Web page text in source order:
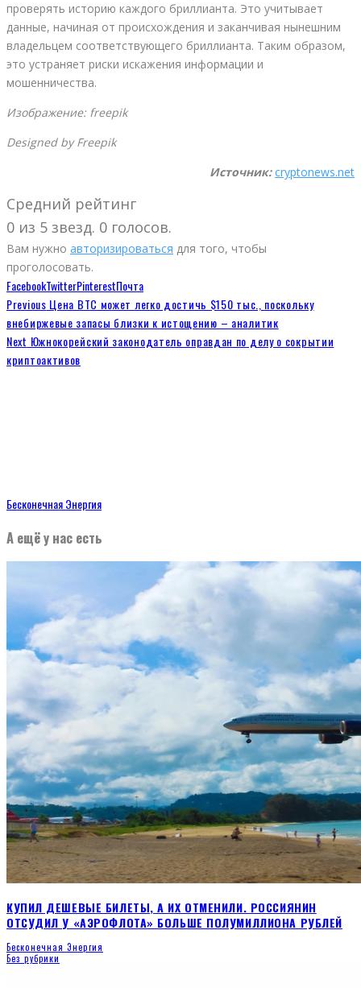
проверять историю каждого бриллианта. Это учитывает
данные, начиная от происхождения и заканчивая нынешним
владельцем соответствующего бриллианта. Таким образом,
это устраняет риски искажения информации и
мошенничества.
Изображение: freepik
Designed by Freepik
Источник: cryptonews.net
Средний рейтинг
0 из 5 звезд. 0 голосов.
Вам нужно авторизироваться для того, чтобы
проголосовать.
FacebookTwitterPinterestПочта
Previous Цена BTC может легко достичь $150 тыс., поскольку
внебиржевые запасы близки к истощению – аналитик
Next Южнокорейский законодатель оправдан по делу о сокрытии
криптоактивов
Бесконечная Энергия
А ещё у нас есть
КУПИЛ ДЕШЕВЫЕ БИЛЕТЫ, А ИХ ОТМЕНИЛИ. РОССИЯНИН
ОТСУДИЛ У «АЭРОФЛОТА» БОЛЬШЕ ПОЛУМИЛЛИОНА РУБЛЕЙ
Бесконечная Энергия
Без рубрики